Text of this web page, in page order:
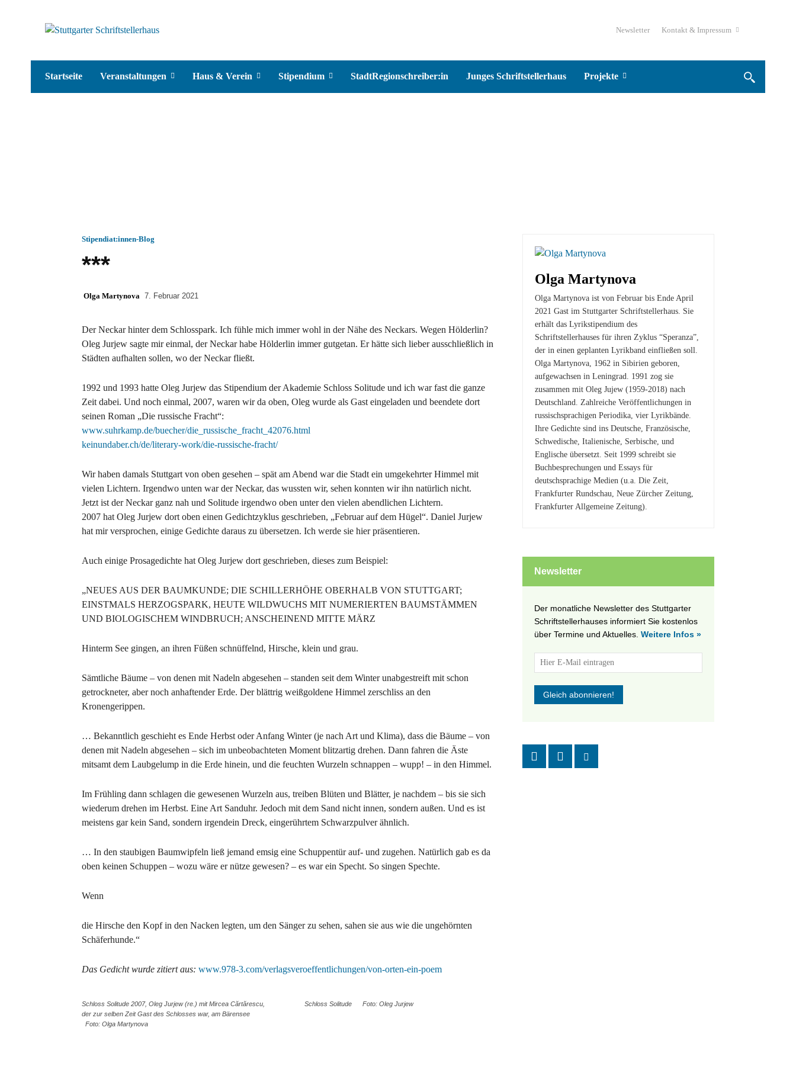
Newsletter Kontakt & Impressum
Startseite Veranstaltungen Haus & Verein Stipendium StadtRegionschreiber:in Junges Schriftstellerhaus Projekte
Stipendiat:innen-Blog
***
Olga Martynova 7. Februar 2021
Der Neckar hinter dem Schlosspark. Ich fühle mich immer wohl in der Nähe des Neckars. Wegen Hölderlin?
Oleg Jurjew sagte mir einmal, der Neckar habe Hölderlin immer gutgetan. Er hätte sich lieber ausschließlich in
Städten aufhalten sollen, wo der Neckar fließt.
1992 und 1993 hatte Oleg Jurjew das Stipendium der Akademie Schloss Solitude und ich war fast die ganze
Zeit dabei. Und noch einmal, 2007, waren wir da oben, Oleg wurde als Gast eingeladen und beendete dort
seinen Roman „Die russische Fracht“:
www.suhrkamp.de/buecher/die_russische_fracht_42076.html
keinundaber.ch/de/literary-work/die-russische-fracht/
Wir haben damals Stuttgart von oben gesehen – spät am Abend war die Stadt ein umgekehrter Himmel mit
vielen Lichtern. Irgendwo unten war der Neckar, das wussten wir, sehen konnten wir ihn natürlich nicht.
Jetzt ist der Neckar ganz nah und Solitude irgendwo oben unter den vielen abendlichen Lichtern.
2007 hat Oleg Jurjew dort oben einen Gedichtzyklus geschrieben, „Februar auf dem Hügel“. Daniel Jurjew
hat mir versprochen, einige Gedichte daraus zu übersetzen. Ich werde sie hier präsentieren.
Auch einige Prosagedichte hat Oleg Jurjew dort geschrieben, dieses zum Beispiel:
„NEUES AUS DER BAUMKUNDE; DIE SCHILLERHÖHE OBERHALB VON STUTTGART;
EINSTMALS HERZOGSPARK, HEUTE WILDWUCHS MIT NUMERIERTEN BAUMSTÄMMEN
UND BIOLOGISCHEM WINDBRUCH; ANSCHEINEND MITTE MÄRZ
Hinterm See gingen, an ihren Füßen schnüffelnd, Hirsche, klein und grau.
Sämtliche Bäume – von denen mit Nadeln abgesehen – standen seit dem Winter unabgestreift mit schon
getrockneter, aber noch anhaftender Erde. Der blättrig weißgoldene Himmel zerschliss an den
Kronengerippen.
… Bekanntlich geschieht es Ende Herbst oder Anfang Winter (je nach Art und Klima), dass die Bäume – von
denen mit Nadeln abgesehen – sich im unbeobachteten Moment blitzartig drehen. Dann fahren die Äste
mitsamt dem Laubgelump in die Erde hinein, und die feuchten Wurzeln schnappen – wupp! – in den Himmel.
Im Frühling dann schlagen die gewesenen Wurzeln aus, treiben Blüten und Blätter, je nachdem – bis sie sich
wiederum drehen im Herbst. Eine Art Sanduhr. Jedoch mit dem Sand nicht innen, sondern außen. Und es ist
meistens gar kein Sand, sondern irgendein Dreck, eingerührtem Schwarzpulver ähnlich.
… In den staubigen Baumwipfeln ließ jemand emsig eine Schuppentür auf- und zugehen. Natürlich gab es da
oben keinen Schuppen – wozu wäre er nütze gewesen? – es war ein Specht. So singen Spechte.
Wenn
die Hirsche den Kopf in den Nacken legten, um den Sänger zu sehen, sahen sie aus wie die ungehörnten
Schäferhunde.“
Das Gedicht wurde zitiert aus: www.978-3.com/verlagsveroeffentlichungen/von-orten-ein-poem
Schloss Solitude 2007, Oleg Jurjew (re.) mit Mircea Cărtărescu,
der zur selben Zeit Gast des Schlosses war, am Bärensee
Foto: Olga Martynova
Schloss Solitude Foto: Oleg Jurjew
Olga Martynova
Olga Martynova ist von Februar bis Ende April
2021 Gast im Stuttgarter Schriftstellerhaus. Sie
erhält das Lyrikstipendium des
Schriftstellerhauses für ihren Zyklus “Speranza”,
der in einen geplanten Lyrikband einfließen soll.
Olga Martynova, 1962 in Sibirien geboren,
aufgewachsen in Leningrad. 1991 zog sie
zusammen mit Oleg Jujew (1959-2018) nach
Deutschland. Zahlreiche Veröffentlichungen in
russischsprachigen Periodika, vier Lyrikbände.
Ihre Gedichte sind ins Deutsche, Französische,
Schwedische, Italienische, Serbische, und
Englische übersetzt. Seit 1999 schreibt sie
Buchbesprechungen und Essays für
deutschsprachige Medien (u.a. Die Zeit,
Frankfurter Rundschau, Neue Zürcher Zeitung,
Frankfurter Allgemeine Zeitung).
Newsletter
Der monatliche Newsletter des Stuttgarter
Schriftstellerhauses informiert Sie kostenlos
über Termine und Aktuelles. Weitere Infos »